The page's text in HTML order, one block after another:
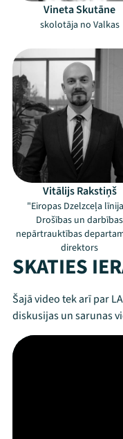
Threads
Vineta Skutāne
skolotāja no Valkas
Vitālijs Rakstiņš
"Eiropas Dzelzceļa
Drošības un darbības
nepārtrauktības
direktors
SKATIES
Šajā video tek arī par
diskusijas un sarunas